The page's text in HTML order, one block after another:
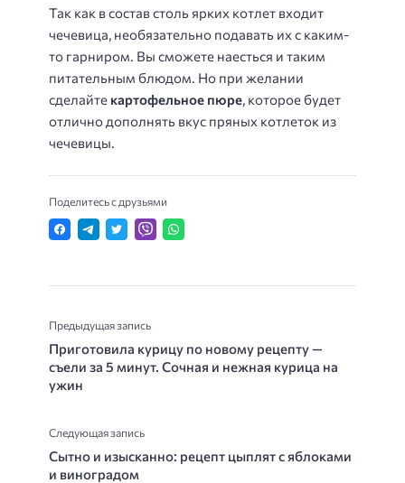
Так как в состав столь ярких котлет входит
чечевица, необязательно подавать их с каким-
то гарниром. Вы сможете наесться и таким
питательным блюдом. Но при желании
сделайте картофельное пюре , которое будет
отлично дополнять вкус пряных котлеток из
чечевицы.
Поделитесь с друзьями
Предыдущая запись
Приготовила курицу по новому рецепту —
съели за 5 минут. Сочная и нежная курица на
ужин
Следующая запись
Сытно и изысканно: рецепт цыплят с яблоками
и виноградом